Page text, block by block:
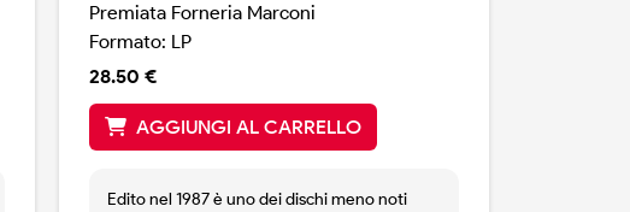
Premiata Forneria Marconi
Formato: LP
28.50 €
AGGIUNGI AL CARRELLO
Edito nel 1987 è uno dei dischi meno noti